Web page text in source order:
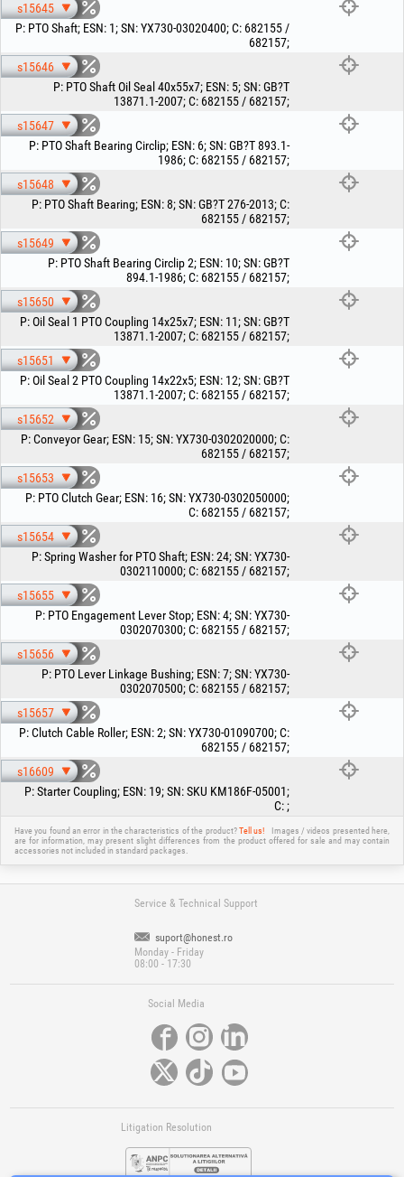
s15645
P: PTO Shaft; ESN: 1;SN:YX730-03020400;C: 682155 /
682157;
s15646
P: PTO Shaft Oil Seal 40x55x7; ESN: 5;SN:GB?T
13871.1-2007;C: 682155 / 682157;
s15647
P: PTO Shaft Bearing Circlip; ESN: 6;SN:GB?T 893.1-
1986;C: 682155 / 682157;
s15648
P: PTO Shaft Bearing; ESN:8;SN:GB?T 276-2013;C:
682155 / 682157;
s15649
P: PTO Shaft Bearing Circlip 2; ESN: 10;SN:GB?T
894.1-1986;C: 682155 / 682157;
s15650
P:Oil Seal 1 PTO Coupling 14x25x7; ESN: 11;SN:GB?T
13871.1-2007;C: 682155 / 682157;
s15651
P:Oil Seal 2 PTO Coupling 14x22x5; ESN: 12;SN:GB?T
13871.1-2007;C: 682155 / 682157;
s15652
P:Conveyor Gear; ESN: 15;SN:YX730-0302020000;C:
682155 / 682157;
s15653
P: PTO Clutch Gear; ESN: 16;SN:YX730-0302050000;
C: 682155 / 682157;
s15654
P:Spring Washer for PTO Shaft; ESN:24;SN:YX730-
0302110000;C: 682155 / 682157;
s15655
P: PTO Engagement Lever Stop; ESN:4;SN:YX730-
0302070300;C: 682155 / 682157;
s15656
P: PTO Lever Linkage Bushing; ESN:7;SN:YX730-
0302070500;C: 682155 / 682157;
s15657
P:Clutch Cable Roller; ESN:2;SN:YX730-01090700;C:
682155 / 682157;
s16609
P:Starter Coupling; ESN: 19;SN:SKU KM186F-05001;
C:;
Have you found an error in the characteristics of the product?Tell us!
Images / videos presented here,
are for information, may present slight differences from the product offered for sale and may contain
accessories not included in standard packages.
Service & Technical Support
suport@honest.ro
Monday - Friday
08:00 - 17:30
Social Media
Litigation Resolution